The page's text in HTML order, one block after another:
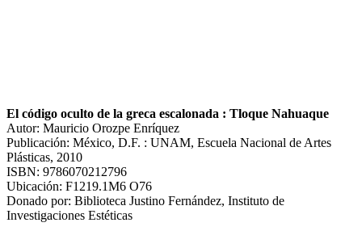
El código oculto de la greca escalonada : Tloque Nahuaque
Autor: Mauricio Orozpe Enríquez
Publicación: México, D.F. : UNAM, Escuela Nacional de Artes
Plásticas, 2010
ISBN: 9786070212796
Ubicación: F1219.1M6 O76
Donado por: Biblioteca Justino Fernández, Instituto de
Investigaciones Estéticas